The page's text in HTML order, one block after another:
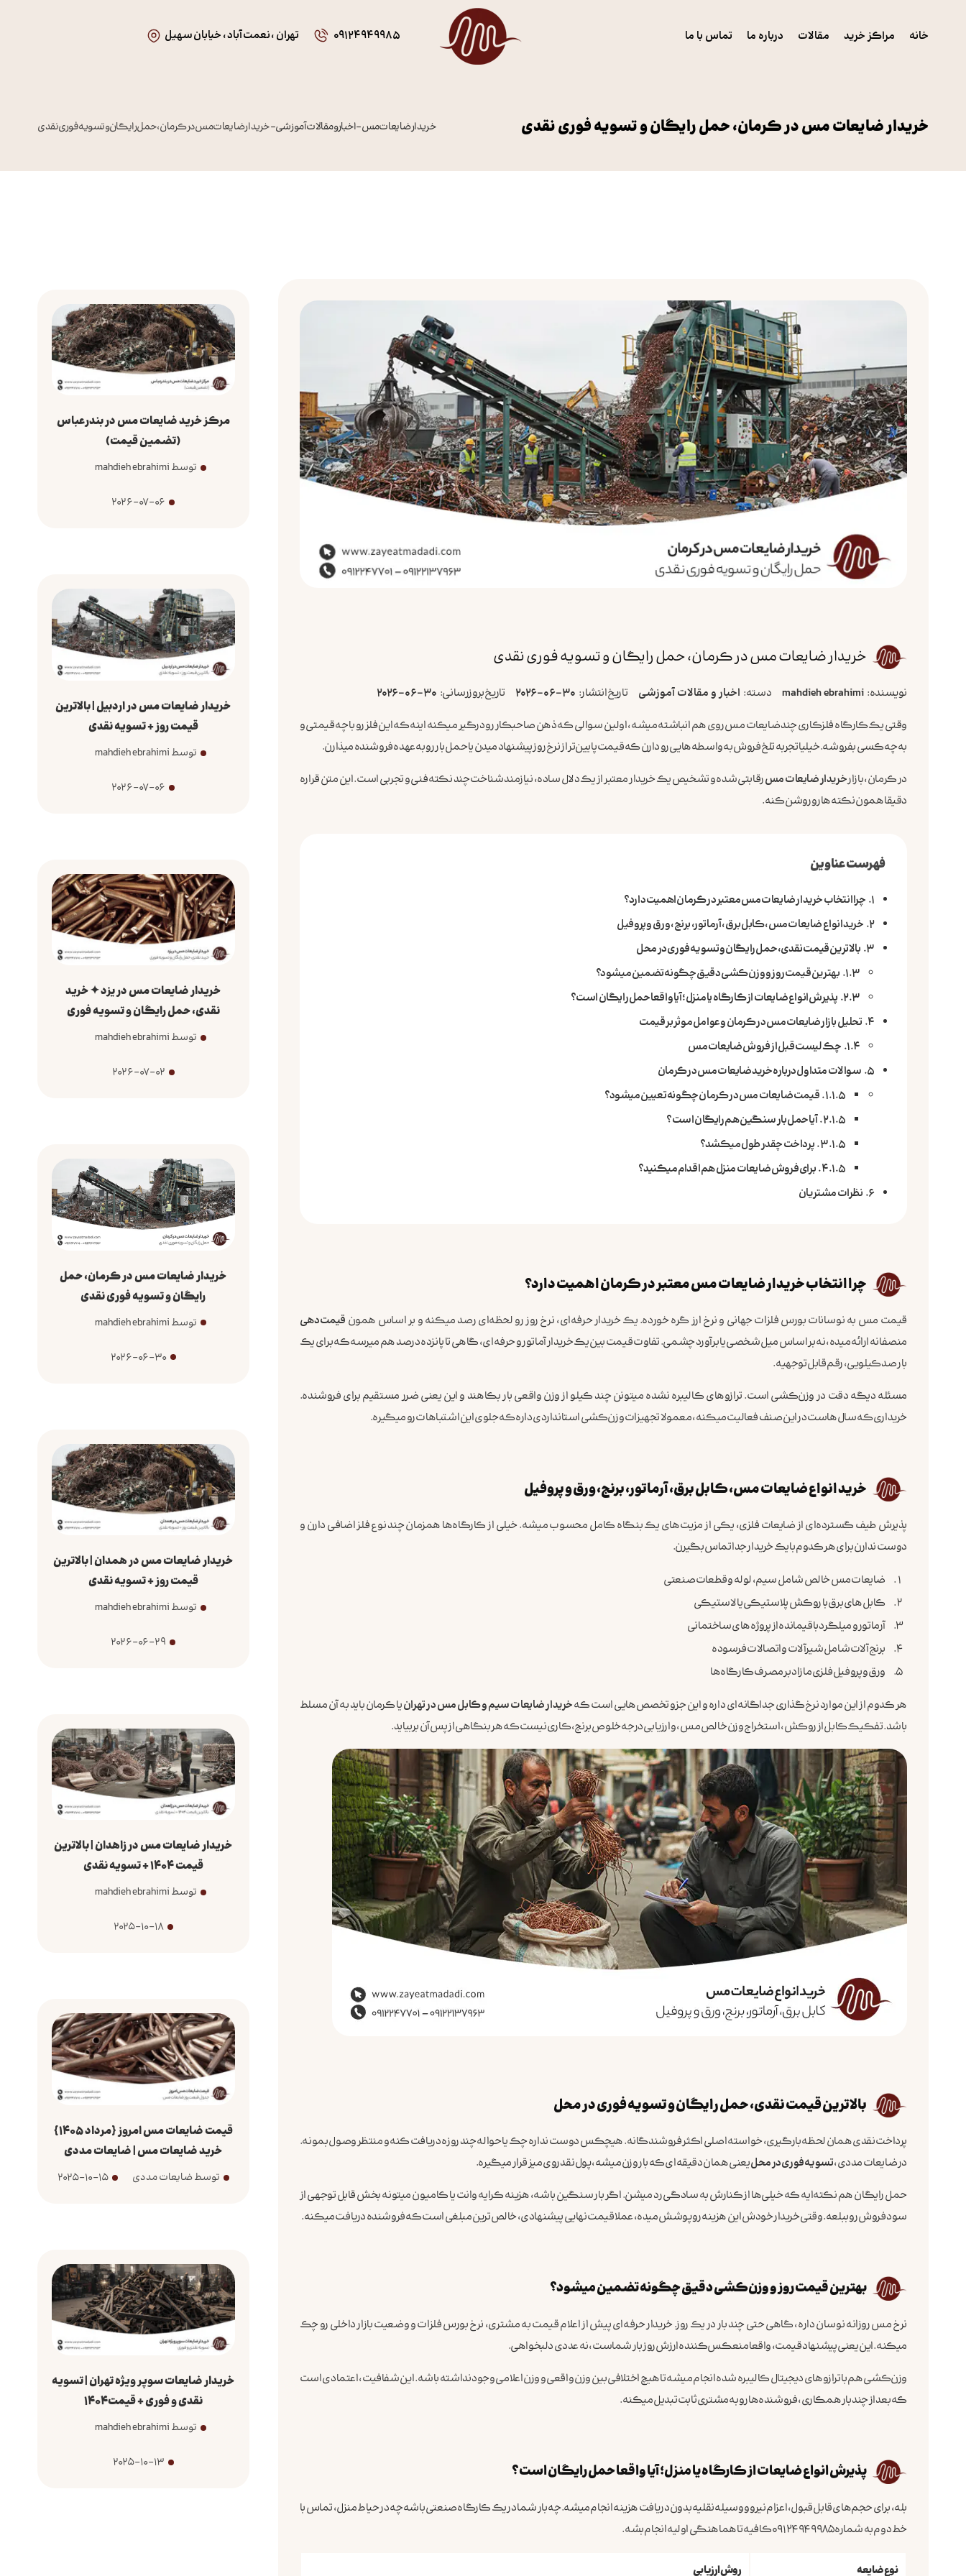
خانه مراکز خرید مقالات درباره ما تماس با ما 09124949985 تهران ، نعمت آباد ، خیابان سهیل
خریدار ضایعات مس در کرمان، حمل رایگان و تسویه فوری نقدی خریدار ضایعات مس–اخبار و مقالات آموزشی–خریدار ضایعات مس در کرمان، حمل رایگان و تسویه فوری نقدی
خریدار ضایعات مس در کرمان، حمل رایگان و تسویه فوری نقدی
نویسنده: mahdieh ebrahimi دسته: اخبار و مقالات آموزشی تاریخ انتشار: 2026-06-30 تاریخ بروزرسانی: 2026-06-30
وقتی یک کارگاه فلزکاری چند ضایعات مس روی هم انباشته میشه، اولین سوالی که ذهن صاحبکار رو درگیر میکنه اینه که این فلز رو با چه قیمتی و
به چه کسی بفروشه. خیلیا تجربه تلخ فروش به واسطه‌هایی رو دارن که قیمت پایین‌تر از نرخ روز پیشنهاد میدن یا حمل بار رو به عهده فروشنده میذارن.
در کرمان، بازارخریدار ضایعات مسرقابتی شده و تشخیص یک خریدار معتبر از یک دلال ساده، نیازمند شناخت چند نکته فنی و تجربی است. این متن قراره
دقیقا همون نکته‌ها رو روشن کنه.
فهرست عناوین
چرا انتخاب خریدار ضایعات مس معتبر در کرمان اهمیت دارد؟
خرید انواع ضایعات مس، کابل برق، آرماتور، برنج، ورق و پروفیل
بالاترین قیمت نقدی، حمل رایگان و تسویه فوری در محل
بهترین قیمت روز و وزن‌کشی دقیق چگونه تضمین میشود؟
پذیرش انواع ضایعات از کارگاه یا منزل؛ آیا واقعا حمل رایگان است؟
تحلیل بازار ضایعات مس در کرمان و عوامل موثر بر قیمت
چک لیست قبل از فروش ضایعات مس
سوالات متداول درباره خرید ضایعات مس در کرمان
قیمت ضایعات مس در کرمان چگونه تعیین میشود؟
آیا حمل بار سنگین هم رایگان است؟
پرداخت چقدر طول میکشد؟
برای فروش ضایعات منزل هم اقدام میکنید؟
نظرات مشتریان
چرا انتخاب خریدار ضایعات مس معتبر در کرمان اهمیت دارد؟
قیمت مس به نوسانات بورس فلزات جهانی و نرخ ارز گره خورده. یک خریدار حرفه‌ای، نرخ روز رو لحظه‌ای رصد میکنه و بر اساس همون قیمت‌دهی
منصفانه ارائه میده، نه بر اساس میل شخصی یا برآورد چشمی. تفاوت قیمت بین یک خریدار آماتور و حرفه‌ای، گاهی تا پانزده درصد هم میرسه که برای یک
بار صد کیلویی، رقم قابل توجهیه.
مسئله دیگه دقت در وزن‌کشی است. ترازوهای کالیبره نشده میتونن چند کیلو از وزن واقعی بار بکاهند و این یعنی ضرر مستقیم برای فروشنده.
خریداری که سال‌هاست در این صنف فعالیت میکنه، معمولا تجهیزات وزن‌کشی استانداردی داره که جلوی این اشتباهات رو میگیره.
خرید انواع ضایعات مس، کابل برق، آرماتور، برنج، ورق و پروفیل
پذیرش طیف گسترده‌ای از ضایعات فلزی، یکی از مزیت‌های یک بنگاه کامل محسوب میشه. خیلی از کارگاه‌ها همزمان چند نوع فلز اضافی دارن و
دوست ندارن برای هر کدوم با یک خریدار جدا تماس بگیرن.
ضایعات مس خالص شامل سیم، لوله و قطعات صنعتی
کابل‌های برق با روکش پلاستیکی یا لاستیکی
آرماتور و میلگرد باقیمانده از پروژه‌های ساختمانی
برنج‌آلات شامل شیرآلات و اتصالات فرسوده
ورق و پروفیل فلزی مازاد بر مصرف کارگاه‌ها
هر کدوم از این موارد نرخ‌گذاری جداگانه‌ای داره و این جزو تخصص‌هایی است کهخریدار ضایعات سیم و کابل مس در تهرانیا کرمان باید به آن مسلط
باشد. تفکیک کابل از روکش، استخراج وزن خالص مس، و ارزیابی درجه خلوص برنج، کاری نیست که هر بنگاهی از پس آن بربیاید.
بالاترین قیمت نقدی، حمل رایگان و تسویه فوری در محل
پرداخت نقدی همان لحظه بارگیری، خواسته اصلی اکثر فروشندگانه. هیچکس دوست نداره چک یا حواله چند روزه دریافت کنه و منتظر وصول بمونه.
در ضایعات مددی،تسویه فوری در محلیعنی همان دقیقه‌ای که بار وزن میشه، پول نقد روی میز قرار میگیره.
حمل رایگان هم نکته‌ایه که خیلی‌ها از کنارش به سادگی رد میشن. اگر بار سنگین باشه، هزینه کرایه وانت یا کامیون میتونه بخش قابل توجهی از
سود فروش رو ببلعه. وقتی خریدار خودش این هزینه رو پوشش میده، عملا قیمت نهایی پیشنهادی، خالص‌ترین مبلغی است که فروشنده دریافت میکنه.
بهترین قیمت روز و وزن‌کشی دقیق چگونه تضمین میشود؟
نرخ مس روزانه نوسان داره، گاهی حتی چند بار در یک روز. خریدار حرفه‌ای پیش از اعلام قیمت به مشتری، نرخ بورس فلزات و وضعیت بازار داخلی رو چک
میکنه. این یعنی پیشنهاد قیمت، واقعا منعکس‌کننده ارزش روز بار شماست، نه عددی دلبخواهی.
وزن‌کشی هم با ترازوهای دیجیتال کالیبره شده انجام میشه تا هیچ اختلافی بین وزن واقعی و وزن اعلامی وجود نداشته باشه. این شفافیت، اعتمادی است
که بعد از چند بار همکاری، فروشنده‌ها رو به مشتری ثابت تبدیل میکنه.
پذیرش انواع ضایعات از کارگاه یا منزل؛ آیا واقعا حمل رایگان است؟
بله، برای حجم‌های قابل قبول، اعزام نیرو و وسیله نقلیه بدون دریافت هزینه انجام میشه. چه بار شما در یک کارگاه صنعتی باشه چه در حیاط منزل، تماس با
خط دوم به شماره 09124949985 کافیه تا هماهنگی اولیه انجام بشه.
نوع ضایعه روش ارزیابی
مرکز خرید ضایعات مس در بندرعباس
(تضمین قیمت)
توسط mahdieh ebrahimi
2026-07-06
خریدار ضایعات مس در اردبیل | بالاترین
قیمت روز + تسویه نقدی
توسط mahdieh ebrahimi
2026-07-06
خریدار ضایعات مس در یزد ✦ خرید
نقدی، حمل رایگان و تسویه فوری
توسط mahdieh ebrahimi
2026-07-02
خریدار ضایعات مس در کرمان، حمل
رایگان و تسویه فوری نقدی
توسط mahdieh ebrahimi
2026-06-30
خریدار ضایعات مس در همدان | بالاترین
قیمت روز + تسویه نقدی
توسط mahdieh ebrahimi
2026-06-29
خریدار ضایعات مس در زاهدان | بالاترین
قیمت 1404 + تسویه نقدی
توسط mahdieh ebrahimi
2025-10-18
قیمت ضایعات مس امروز {مرداد 1405}
خرید ضایعات مس | ضایعات مددی
توسط ضایعات مددی 2025-10-15
خریدار ضایعات سوپر ویژه تهران | تسویه
نقدی و فوری + قیمت1404
توسط mahdieh ebrahimi
2025-10-13